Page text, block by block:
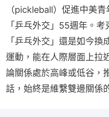
（pickleball）促進中美
「乒乓外交」55週年。
「乒乓外交」還是如今
運動，能在人際層面上拉
論關係處於高峰或低谷，
話，始終是維繫雙邊關係